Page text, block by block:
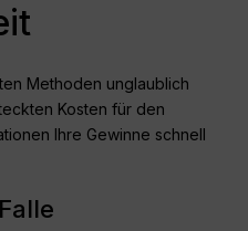
Methoden unglaublich
Kosten für den
Ihre Gewinne schnell